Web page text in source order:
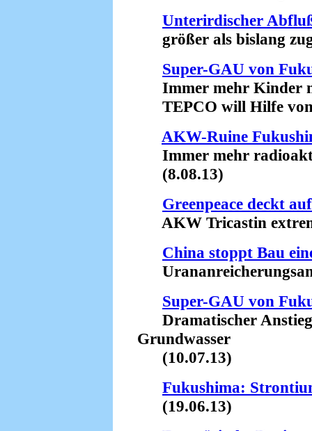
Unterirdischer
größer als bislang
Super-GAU von
Immer mehr Kinder
TEPCO will Hilfe von
AKW-Ruine
Immer mehr
(8.08.13)
Greenpeace deckt auf
AKW Tricastin
China stoppt Bau
Super-GAU von
Dramatischer
Grundwasser
(10.07.13)
Fukushima:
(19.06.13)